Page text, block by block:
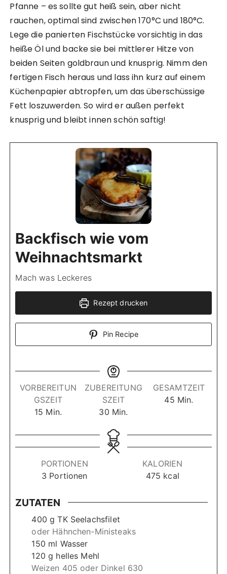
Pfanne – es sollte gut heiß sein, aber nicht
rauchen, optimal sind zwischen 170°C und 180°C.
Lege die panierten Fischstücke vorsichtig in das
heiße Öl und backe sie bei mittlerer Hitze von
beiden Seiten goldbraun und knusprig. Nimm den
fertigen Fisch heraus und lass ihn kurz auf einem
Küchenpapier abtropfen, um das überschüssige
Fett loszuwerden. So wird er außen perfekt
knusprig und bleibt innen schön saftig!
Backfisch wie vom
Weihnachtsmarkt
Mach was Leckeres
Rezept drucken
Pin Recipe
VORBEREITUN
GSZEIT
15 M
n
u
t
e
Min.
ZUBEREITUNG
SZEIT
30M
n
u
Min.
GESAMTZEIT
45M
u
t
e
n
Min.
PORTIONEN
3 Portionen
KALORIEN
475 kcal
ZUTATEN
400 g TK Seelachsfilet
oder Hähnchen-Ministeaks
150 ml Wasser
120 g helles Mehl
Weizen 405 oder Dinkel 630